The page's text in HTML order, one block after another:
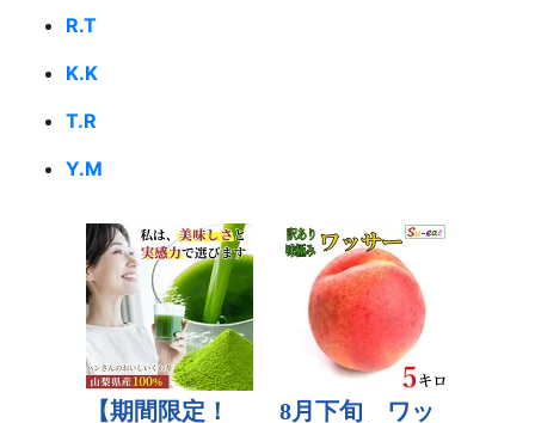
R.T
K.K
T.R
Y.M